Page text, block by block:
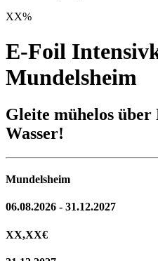
XX%
E-Foil
Mundelsheim
Gleite mühelos über
Wasser!
Mundelsheim
06.08.2026 - 31.12.2027
XX,XX€